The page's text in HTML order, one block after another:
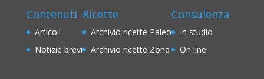
Contenuti
Articoli
Notizie brevi
Ricette
Archivio ricette Paleo
Archivio ricette Zona
Consulenza
In studio
On line